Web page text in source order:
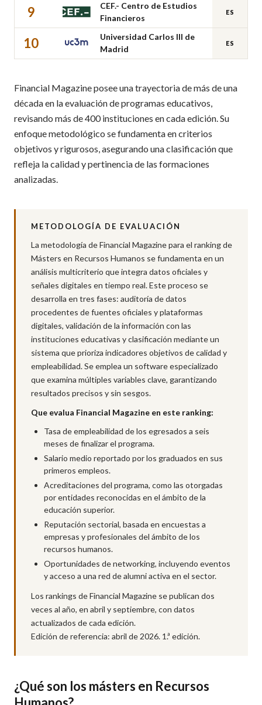
9
CEF.- Centro de Estudios
Financieros
ES
10
Universidad Carlos III de
Madrid
ES
Financial Magazine posee una trayectoria de más de una
década en la evaluación de programas educativos,
revisando más de 400 instituciones en cada edición. Su
enfoque metodológico se fundamenta en criterios
objetivos y rigurosos, asegurando una clasificación que
refleja la calidad y pertinencia de las formaciones
analizadas.
METODOLOGÍA DE EVALUACIÓN
La metodología de Financial Magazine para el ranking de
Másters en Recursos Humanos se fundamenta en un
análisis multicriterio que integra datos oficiales y
señales digitales en tiempo real. Este proceso se
desarrolla en tres fases: auditoría de datos
procedentes de fuentes oficiales y plataformas
digitales, validación de la información con las
instituciones educativas y clasificación mediante un
sistema que prioriza indicadores objetivos de calidad y
empleabilidad. Se emplea un software especializado
que examina múltiples variables clave, garantizando
resultados precisos y sin sesgos.
Que evalua Financial Magazine en este ranking:
Tasa de empleabilidad de los egresados a seis
meses de finalizar el programa.
Salario medio reportado por los graduados en sus
primeros empleos.
Acreditaciones del programa, como las otorgadas
por entidades reconocidas en el ámbito de la
educación superior.
Reputación sectorial, basada en encuestas a
empresas y profesionales del ámbito de los
recursos humanos.
Oportunidades de networking, incluyendo eventos
y acceso a una red de alumni activa en el sector.
Los rankings de Financial Magazine se publican dos
veces al año, en abril y septiembre, con datos
actualizados de cada edición.
Edición de referencia: abril de 2026. 1.ª edición.
¿Qué son los másters en Recursos